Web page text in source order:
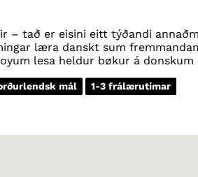
– tað er eisini eitt týðandi
læra danskt sum
lesa heldur bøkur á donskum
Suðurslesvig.
mál 1-3 frálærutímar